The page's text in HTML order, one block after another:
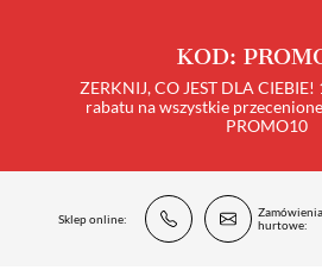
KOD:
ZERKNIJ, CO JEST DLA
rabatu na wszystkie
PROMO10
Sklep online:
Zamówienia
hurtowe: